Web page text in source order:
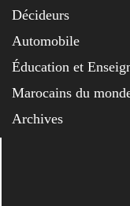
Décideurs
Automobile
Éducation et
Marocains du
Archives